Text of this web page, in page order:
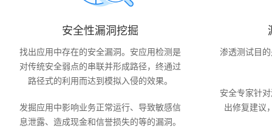
安全性漏洞挖掘
找出应用中存在的安全漏洞。安应用检测是
对传统安全弱点的串联并形成路径，终通过
路径式的利用而达到模拟入侵的效果。
发掘应用中影响业务正常运行、导致敏感信
息泄露、造成现金和信誉损失的等的漏洞。
渗透测试目
安全专家针
出修复建议